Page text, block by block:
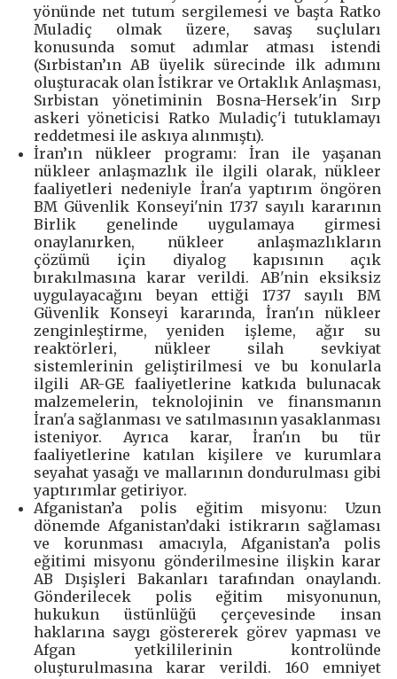
yönünde net tutum sergilemesi ve başta Ratko
Muladiç olmak üzere, savaş suçluları
konusunda somut adımlar atması istendi
(Sırbistan’ın AB üyelik sürecinde ilk adımını
oluşturacak olan İstikrar ve Ortaklık Anlaşması,
Sırbistan yönetiminin Bosna-Hersek'in Sırp
askeri yöneticisi Ratko Muladiç'i tutuklamayı
reddetmesi ile askıya alınmıştı).
İran’ın nükleer programı: İran ile yaşanan
nükleer anlaşmazlık ile ilgili olarak, nükleer
faaliyetleri nedeniyle İran'a yaptırım öngören
BM Güvenlik Konseyi'nin 1737 sayılı kararının
Birlik genelinde uygulamaya girmesi
onaylanırken, nükleer anlaşmazlıkların
çözümü için diyalog kapısının açık
bırakılmasına karar verildi. AB'nin eksiksiz
uygulayacağını beyan ettiği 1737 sayılı BM
Güvenlik Konseyi kararında, İran'ın nükleer
zenginleştirme, yeniden işleme, ağır su
reaktörleri, nükleer silah sevkiyat
sistemlerinin geliştirilmesi ve bu konularla
ilgili AR-GE faaliyetlerine katkıda bulunacak
malzemelerin, teknolojinin ve finansmanın
İran'a sağlanması ve satılmasının yasaklanması
isteniyor. Ayrıca karar, İran'ın bu tür
faaliyetlerine katılan kişilere ve kurumlara
seyahat yasağı ve mallarının dondurulması gibi
yaptırımlar getiriyor.
Afganistan’a polis eğitim misyonu: Uzun
dönemde Afganistan’daki istikrarın sağlaması
ve korunması amacıyla, Afganistan’a polis
eğitimi misyonu gönderilmesine ilişkin karar
AB Dışişleri Bakanları tarafından onaylandı.
Gönderilecek polis eğitim misyonunun,
hukukun üstünlüğü çerçevesinde insan
haklarına saygı göstererek görev yapması ve
Afgan yetkililerinin kontrolünde
oluşturulmasına karar verildi. 160 emniyet